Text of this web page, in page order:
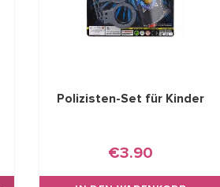
Polizisten-Set für Kinder
€3.90